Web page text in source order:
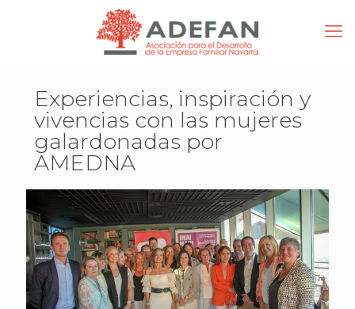
Experiencias, inspiración y
vivencias con las mujeres
galardonadas por
AMEDNA